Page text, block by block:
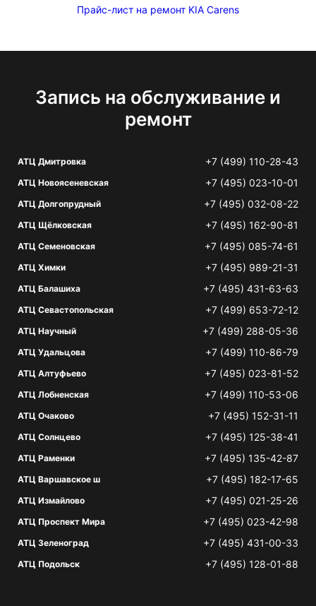
Прайс-лист на ремонт KIA Carens
Запись на обслуживание и
ремонт
АТЦ Дмитровка +7 (499) 110-28-43
АТЦ Новоясеневская +7 (495) 023-10-01
АТЦ Долгопрудный +7 (495) 032-08-22
АТЦ Щёлковская +7 (495) 162-90-81
АТЦ Семеновская +7 (495) 085-74-61
АТЦ Химки +7 (495) 989-21-31
АТЦ Балашиха +7 (495) 431-63-63
АТЦ Севастопольская +7 (499) 653-72-12
АТЦ Научный +7 (499) 288-05-36
АТЦ Удальцова +7 (499) 110-86-79
АТЦ Алтуфьево +7 (495) 023-81-52
АТЦ Лобненская +7 (499) 110-53-06
АТЦ Очаково +7 (495) 152-31-11
АТЦ Солнцево +7 (495) 125-38-41
АТЦ Раменки +7 (495) 135-42-87
АТЦ Варшавское ш +7 (495) 182-17-65
АТЦ Измайлово +7 (495) 021-25-26
АТЦ Проспект Мира +7 (495) 023-42-98
АТЦ Зеленоград +7 (495) 431-00-33
АТЦ Подольск +7 (495) 128-01-88